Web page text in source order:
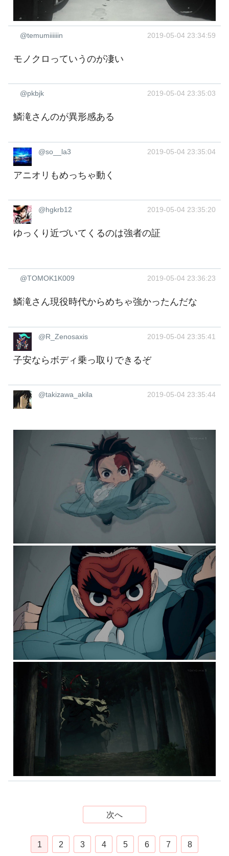
@temumiiiiiin 2019-05-04 23:34:59
モノクロっていうのが凄い
@pkbjk 2019-05-04 23:35:03
鱗滝さんのが異形感ある
@so__la3 2019-05-04 23:35:04
アニオリもめっちゃ動く
@hgkrb12 2019-05-04 23:35:20
ゆっくり近づいてくるのは強者の証
@TOMOK1K009 2019-05-04 23:36:23
鱗滝さん現役時代からめちゃ強かったんだな
@R_Zenosaxis 2019-05-04 23:35:41
子安ならボディ乗っ取りできるぞ
@takizawa_akila 2019-05-04 23:35:44
次へ
1 2 3 4 5 6 7 8